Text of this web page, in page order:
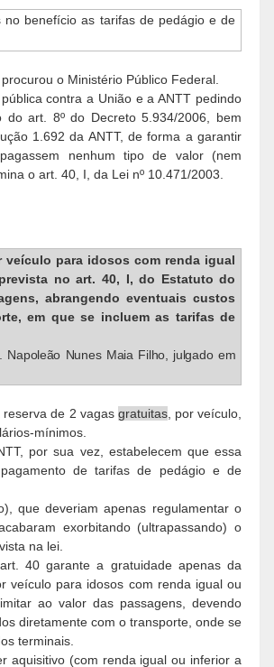
benefício as tarifas de pedágio e de
o Ministério Público Federal.
contra a União e a ANTT pedindo
art. 8º do Decreto 5.934/2006, bem
1.692 da ANTT, de forma a garantir
nenhum tipo de valor (nem
o art. 40, I, da Lei nº 10.471/2003.
veículo para idosos com renda igual
no art. 40, I, do Estatuto do
abrangendo eventuais custos
em que se incluem as tarifas de
Napoleão Nunes Maia Filho, julgado em
de 2 vagas gratuitas, por veículo,
mínimos.
por sua vez, estabelecem que essa
de tarifas de pedágio e de
que deveriam apenas regulamentar o
exorbitando (ultrapassando) o
na lei.
40 garante a gratuidade apenas da
veículo para idosos com renda igual ou
ao valor das passagens, devendo
diretamente com o transporte, onde se
terminais.
aquisitivo (com renda igual ou inferior a